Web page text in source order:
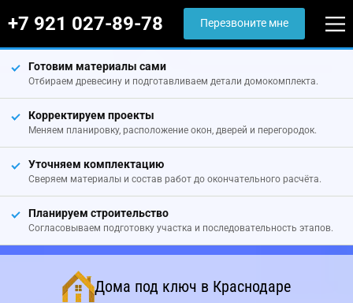
+7 921 027-89-78 Перезвоните мне
Готовим материалы сами
Отбираем древесину и подготавливаем детали домокомплекта.
Корректируем проекты
Меняем планировку, расположение окон, дверей и перегородок.
Уточняем комплектацию
Сверяем материалы и состав работ до окончательного расчёта.
Планируем строительство
Согласовываем подготовку участка и последовательность этапов.
Дома под ключ в Краснодаре